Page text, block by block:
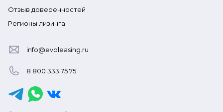
Отзыв доверенностей
Регионы лизинга
info@evoleasing.ru
8 800 333 75 75